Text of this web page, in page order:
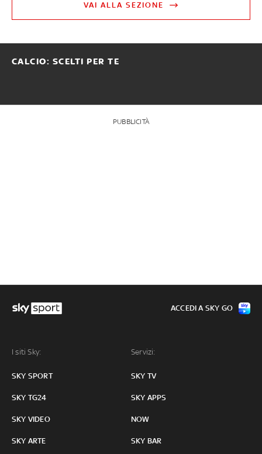
VAI ALLA SEZIONE
CALCIO: SCELTI PER TE
PUBBLICITÀ
I siti Sky:
SKY SPORT
SKY TG24
SKY VIDEO
SKY ARTE
Servizi:
SKY TV
SKY APPS
NOW
SKY BAR
ACCEDI A SKY GO